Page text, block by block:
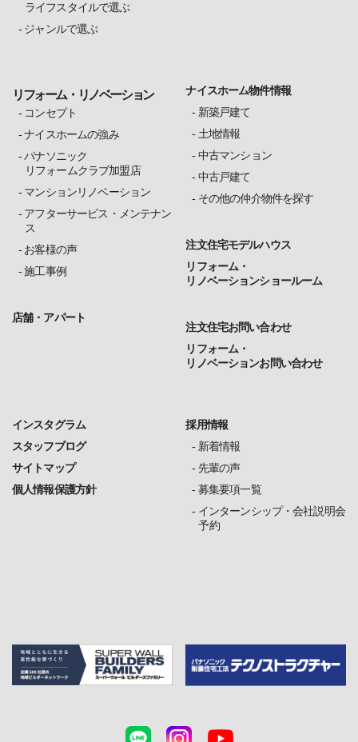
ライフスタイルで選ぶ
ジャンルで選ぶ
リフォーム・リノベーション
コンセプト
ナイスホームの強み
パナソニック
リフォームクラブ加盟店
マンションリノベーション
アフターサービス・メンテナン
ス
お客様の声
施工事例
店舗・アパート
ナイスホーム物件情報
新築戸建て
土地情報
中古マンション
中古戸建て
その他の仲介物件を探す
注文住宅モデルハウス
リフォーム・
リノベーションショールーム
注文住宅お問い合わせ
リフォーム・
リノベーションお問い合わせ
インスタグラム
スタッフブログ
サイトマップ
個人情報保護方針
採用情報
新着情報
先輩の声
募集要項一覧
インターンシップ・会社説明会
予約